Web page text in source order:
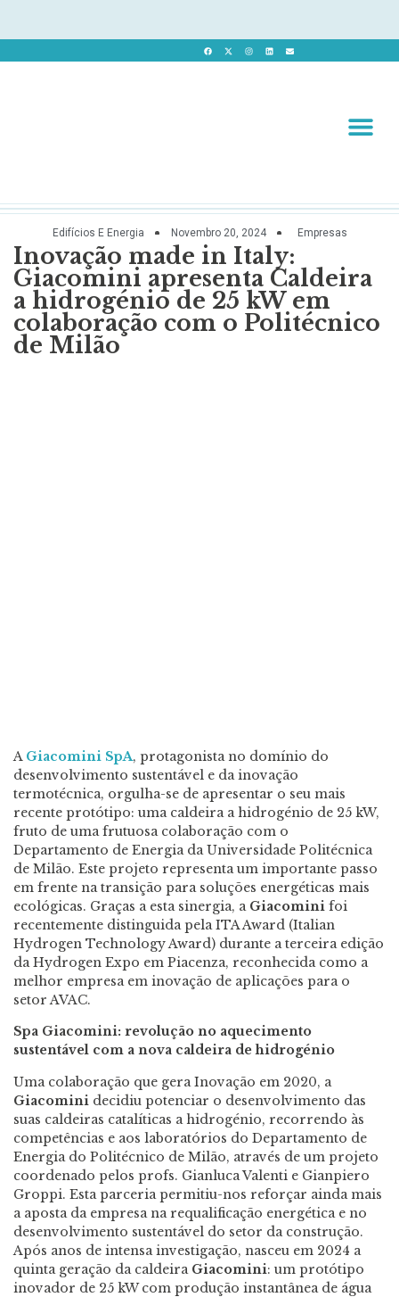
Edifícios E Energia Novembro 20, 2024 Empresas
Inovação made in Italy:
Giacomini apresenta Caldeira
a hidrogénio de 25 kW em
colaboração com o Politécnico
de Milão
A Giacomini SpA, protagonista no domínio do
desenvolvimento sustentável e da inovação
termotécnica, orgulha-se de apresentar o seu mais
recente protótipo: uma caldeira a hidrogénio de 25 kW,
fruto de uma frutuosa colaboração com o
Departamento de Energia da Universidade Politécnica
de Milão. Este projeto representa um importante passo
em frente na transição para soluções energéticas mais
ecológicas. Graças a esta sinergia, a Giacomini foi
recentemente distinguida pela ITA Award (Italian
Hydrogen Technology Award) durante a terceira edição
da Hydrogen Expo em Piacenza, reconhecida como a
melhor empresa em inovação de aplicações para o
setor AVAC.
Spa Giacomini: revolução no aquecimento
sustentável com a nova caldeira de hidrogénio
Uma colaboração que gera Inovação em 2020, a
Giacomini decidiu potenciar o desenvolvimento das
suas caldeiras catalíticas a hidrogénio, recorrendo às
competências e aos laboratórios do Departamento de
Energia do Politécnico de Milão, através de um projeto
coordenado pelos profs. Gianluca Valenti e Gianpiero
Groppi. Esta parceria permitiu-nos reforçar ainda mais
a aposta da empresa na requalificação energética e no
desenvolvimento sustentável do setor da construção.
Após anos de intensa investigação, nasceu em 2024 a
quinta geração da caldeira Giacomini: um protótipo
inovador de 25 kW com produção instantânea de água